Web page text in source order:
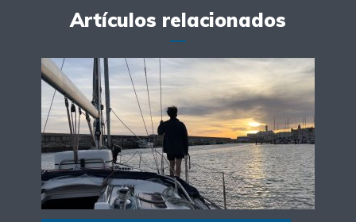
Artículos relacionados